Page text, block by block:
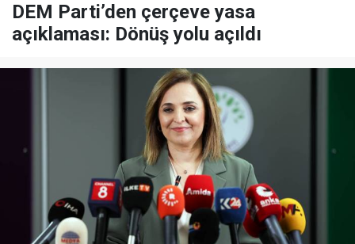
DEM Parti’den çerçeve yasa
açıklaması: Dönüş yolu açıldı